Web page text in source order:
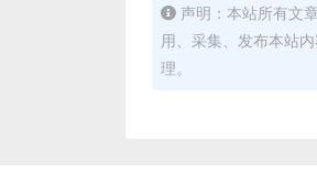
声明：本站所有文
用、采集、发布本站
理。